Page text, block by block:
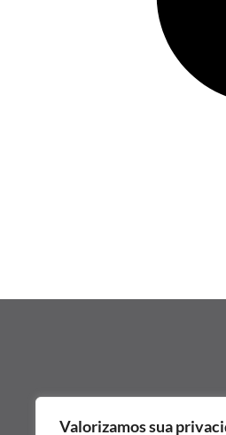
Valorizamos sua